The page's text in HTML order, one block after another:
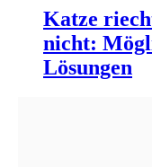
Katze
nicht:
Lösungen